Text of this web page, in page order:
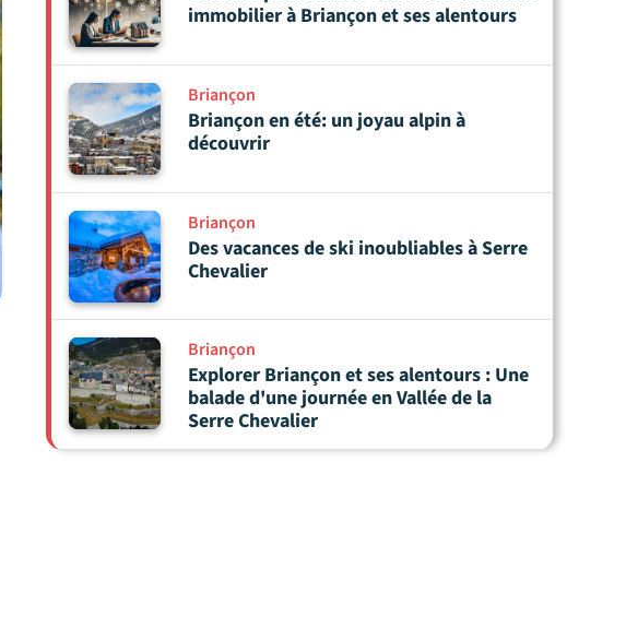
immobilier à Briançon et ses alentours
Briançon
Briançon en été: un joyau alpin à
découvrir
Briançon
Des vacances de ski inoubliables à Serre
Chevalier
Briançon
Explorer Briançon et ses alentours : Une
balade d'une journée en Vallée de la
Serre Chevalier